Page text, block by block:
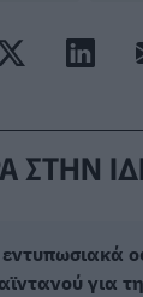
ΣΤΗΝ
για